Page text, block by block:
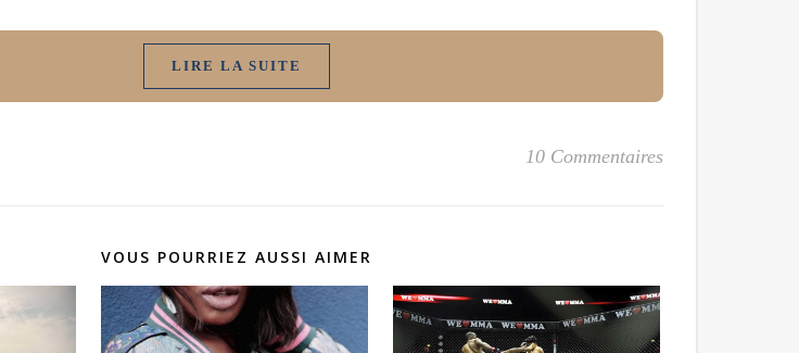
LIRE LA SUITE
10 Commentaires
VOUS POURRIEZ AUSSI AIMER